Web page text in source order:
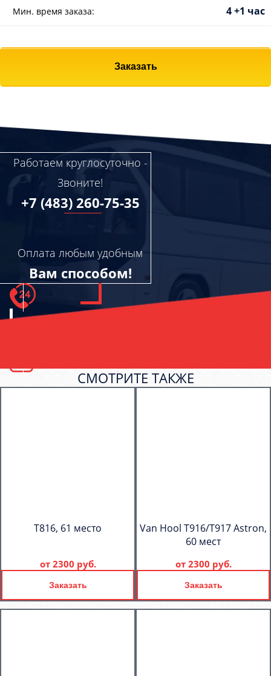
Мин. время заказа: 4 +1 час
Заказать
Работаем круглосуточно -
Звоните!
+7 (483) 260-75-35
Оплата любым удобным
Вам способом!
СМОТРИТЕ ТАКЖЕ
T816, 61 место
от 2300 руб.
Заказать
Van Hool T916/T917 Astron,
60 мест
от 2300 руб.
Заказать